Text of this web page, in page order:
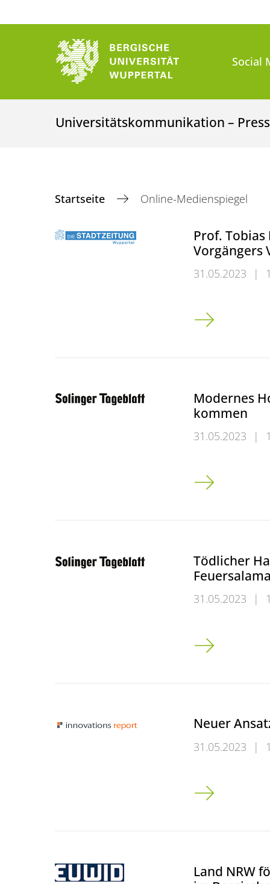
Social
Universitätskommunikation –
Startseite Online-Medienspiegel
Prof.
Vorgängers
31.05.2023 |
Prof. Tobias
Modernes
kommen
31.05.2023 |
Modernes
Tödlicher
31.05.2023 |
Tödlicher
Neuer
31.05.2023 |
Neuer Ansatz
Land NRW